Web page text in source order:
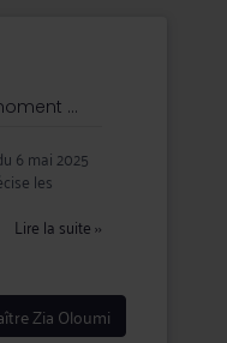
...
6 mai 2025
les
Lire la suite››
Zia Oloumi